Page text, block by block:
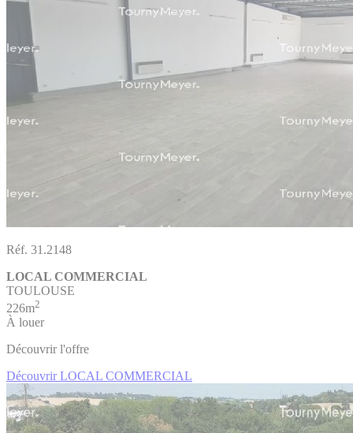
Réf. 31.2148
LOCAL COMMERCIAL
TOULOUSE
226m2
À louer
Découvrir l'offre
Découvrir LOCAL COMMERCIAL